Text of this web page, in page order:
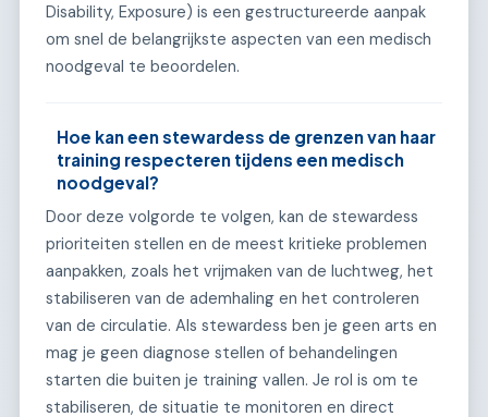
Disability, Exposure) is een gestructureerde aanpak
om snel de belangrijkste aspecten van een medisch
noodgeval te beoordelen.
Hoe kan een stewardess de grenzen van haar
training respecteren tijdens een medisch
noodgeval?
Door deze volgorde te volgen, kan de stewardess
prioriteiten stellen en de meest kritieke problemen
aanpakken, zoals het vrijmaken van de luchtweg, het
stabiliseren van de ademhaling en het controleren
van de circulatie. Als stewardess ben je geen arts en
mag je geen diagnose stellen of behandelingen
starten die buiten je training vallen. Je rol is om te
stabiliseren, de situatie te monitoren en direct